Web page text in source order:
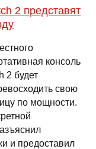
2 представят
консоль
2 будет
свою
по мощности.
и предоставил